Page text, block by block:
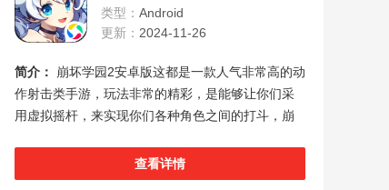
类型： Android
更新： 2024-11-26
简介：
崩坏学园2安卓版这都是一款人气非常高的动
作射击类手游，玩法非常的精彩，是能够让你们采
用虚拟摇杆，来实现你们各种角色之间的打斗，崩
查看详情